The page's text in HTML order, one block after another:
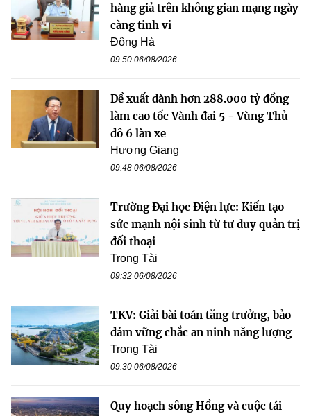
hàng giả trên không gian mạng ngày
càng tinh vi
Đông Hà
09:50 06/08/2026
Đề xuất dành hơn 288.000 tỷ đồng
làm cao tốc Vành đai 5 - Vùng Thủ
đô 6 làn xe
Hương Giang
09:48 06/08/2026
Trường Đại học Điện lực: Kiến tạo
sức mạnh nội sinh từ tư duy quản trị
đối thoại
Trọng Tài
09:32 06/08/2026
TKV: Giải bài toán tăng trưởng, bảo
đảm vững chắc an ninh năng lượng
Trọng Tài
09:30 06/08/2026
Quy hoạch sông Hồng và cuộc tái